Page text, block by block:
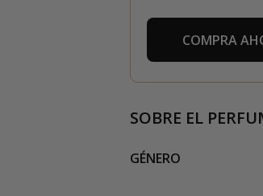
COMPRA
SOBRE EL
GÉNERO